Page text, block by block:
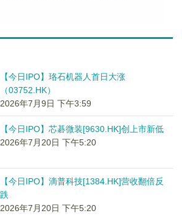
【今日IPO】珞石机器人首日大涨
（03752.HK）
2026年7月9日 下午3:59
【今日IPO】芯碁微装[9630.HK]创上市新低
2026年7月20日 下午5:20
【今日IPO】滴普科技[1384.HK]营收翻倍反
跌
2026年7月20日 下午5:20